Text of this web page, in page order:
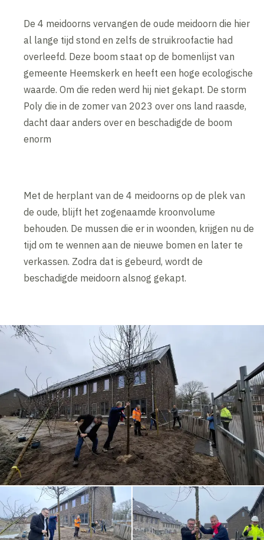
De 4 meidoorns vervangen de oude meidoorn die hier
al lange tijd stond en zelfs de struikroofactie had
overleefd. Deze boom staat op de bomenlijst van
gemeente Heemskerk en heeft een hoge ecologische
waarde. Om die reden werd hij niet gekapt. De storm
Poly die in de zomer van 2023 over ons land raasde,
dacht daar anders over en beschadigde de boom
enorm
Met de herplant van de 4 meidoorns op de plek van
de oude, blijft het zogenaamde kroonvolume
behouden. De mussen die er in woonden, krijgen nu de
tijd om te wennen aan de nieuwe bomen en later te
verkassen. Zodra dat is gebeurd, wordt de
beschadigde meidoorn alsnog gekapt.